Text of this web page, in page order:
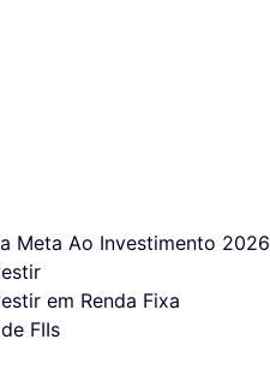
Meta Ao Investimento 2026
em Renda Fixa
FIIs